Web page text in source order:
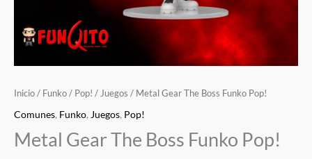
Inicio / Funko / Pop! / Juegos / Metal Gear The Boss Funko Pop!
Comunes, Funko, Juegos, Pop!
Metal Gear The Boss Funko Pop!